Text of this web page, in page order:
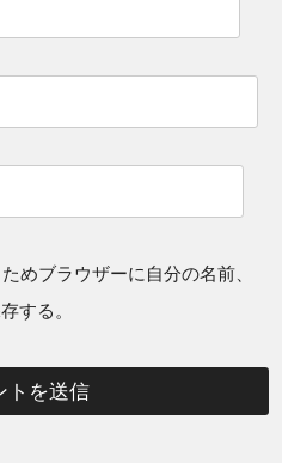
めブラウザーに自分の名前、
する。